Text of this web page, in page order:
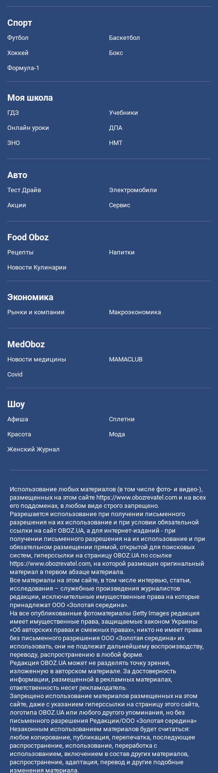
Спорт
Футбол Баскетбол
Хоккей Бокс
Формула-1
Моя школа
ГДЗ Учебники
Онлайн уроки ДПА
ЗНО НМТ
Авто
Тест Драйв Электромобили
Акции Сервис
Food Oboz
Рецепты Напитки
Новости Кулинарии
Экономика
Рынки и компании Mакроэкономика
MedOboz
Новости медицины MAMACLUB
Covid
Шоу
Афиша Сплетни
Красота Мода
Женский Журнал
Использование любых материалов (в том числе фото- и видео-),
размещенных на этом сайте https://www.obozrevatel.com и на всех
его поддоменах, в любом виде строго запрещено.
Разрешается использование при получении письменного
разрешения на их использование и при условии обязательной
ссылки на сайт OBOZ.UA, а для интернет-изданий - при
получении письменного разрешения на их использование и при
обязательном размещении прямой, открытой для поисковых
систем, гиперссылки на страницу OBOZ.UA по ссылке
https://www.obozrevatel.com, на которой размещен оригинальный
материал в первом абзаце материала.
Все материалы на этом сайте, в том числе интервью, статьи,
исследования – служебные произведения журналистов
редакции, исключительные имущественные права на которые
принадлежат ООО «Золотая середина».
На все опубликованные фотоматериалы Getty Images редакция
имеет имущественные права, защищаемые законом Украины
«Об авторских правах и смежных правах», никто не имеет права
без письменного разрешения ООО «Золотая середина» их
использовать, они не подлежат дальнейшему воспроизводству,
переводу, распространению в любой форме.
Редакция OBOZ.UA может не разделять точку зрения,
изложенную в авторском материале. За достоверность
информации, размещенной в рекламных материалах,
ответственность несет рекламодатель.
Запрещено использование материалов размещенных на этом
сайте, даже с указанием гиперссылки на страницу этого сайта,
логотипа OBOZ.UA или любого другого упоминания, но без
письменного разрешения Редакции/ООО «Золотая середина»
Незаконным использованием материалов будет считаться:
любое копирование, публикация, перепечатка, последующее
распространение, использование, переработка с
использованием, включением в состав других материалов,
распространение, адаптация, перевод и другие подобные
изменения материала.